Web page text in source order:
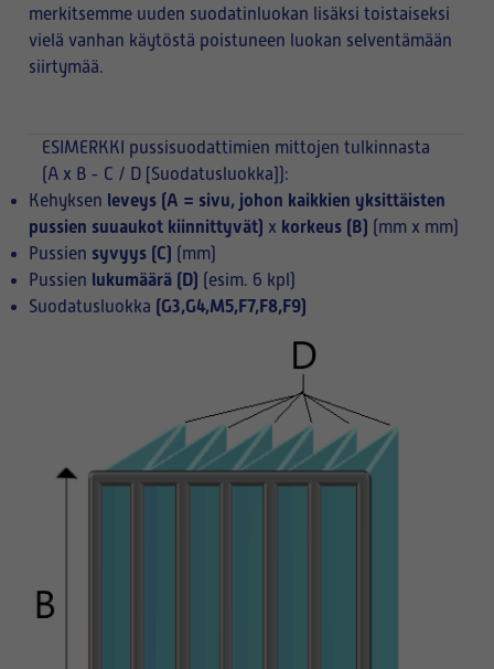
merkitsemme uuden suodatinluokan lisäksi toistaiseksi
vielä vanhan käytöstä poistuneen luokan selventämään
siirtymää.
ESIMERKKI pussisuodattimien mittojen tulkinnasta
(A x B - C / D [Suodatusluokka]):
Kehyksen leveys (A = sivu, johon kaikkien yksittäisten
pussien suuaukot kiinnittyvät) x korkeus (B) (mm x mm)
Pussien syvyys (C) (mm)
Pussien lukumäärä (D) (esim. 6 kpl)
Suodatusluokka (G3,G4,M5,F7,F8,F9)